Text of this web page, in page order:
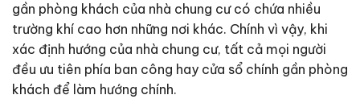
gần phòng khách của nhà chung cư có chứa nhiều
trường khí cao hơn những nơi khác. Chính vì vậy, khi
xác định hướng của nhà chung cư, tất cả mọi người
đều ưu tiên phía ban công hay cửa sổ chính gần phòng
khách để làm hướng chính.